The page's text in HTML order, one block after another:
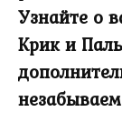
Узнайте о
Крик и